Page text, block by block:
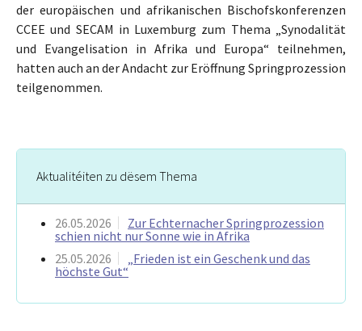
der europäischen und afrikanischen Bischofskonferenzen
CCEE und SECAM in Luxemburg zum Thema „Synodalität
und Evangelisation in Afrika und Europa“ teilnehmen,
hatten auch an der Andacht zur Eröffnung Springprozession
teilgenommen.
Aktualitéiten zu dësem Thema
26.05.2026
Zur Echternacher Springprozession
schien nicht nur Sonne wie in Afrika
25.05.2026
„Frieden ist ein Geschenk und das
höchste Gut“